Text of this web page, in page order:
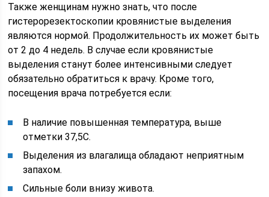
Также женщинам нужно знать, что после
гистерорезектоскопии кровянистые выделения
являются нормой. Продолжительность их может быть
от 2 до 4 недель. В случае если кровянистые
выделения станут более интенсивными следует
обязательно обратиться к врачу. Кроме того,
посещения врача потребуется если:
В наличие повышенная температура, выше
отметки 37,5С.
Выделения из влагалища обладают неприятным
запахом.
Сильные боли внизу живота.